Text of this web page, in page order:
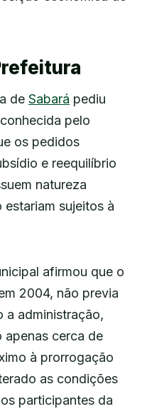
de Sabará pediu
pelo
os pedidos
e reequilíbrio
natureza
sujeitos à
afirmou que o
2004, não previa
a administração,
apenas cerca de
à prorrogação
as condições
participantes da